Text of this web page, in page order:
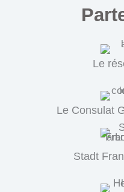
Le
Le Consulat
Stadt